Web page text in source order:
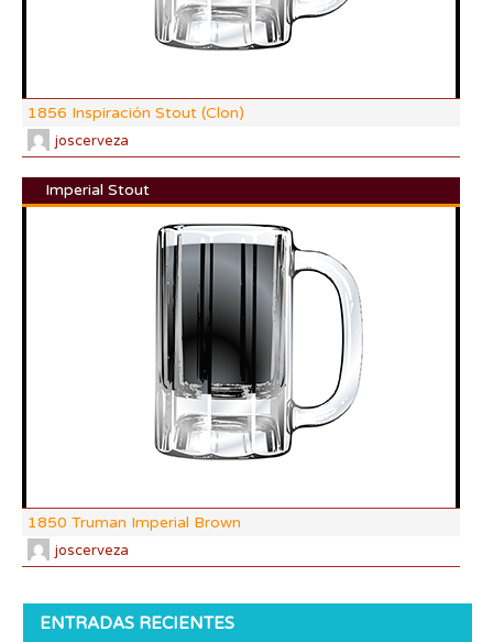
1856 Inspiración Stout (Clon)
joscerveza
Imperial Stout
1850 Truman Imperial Brown
joscerveza
ENTRADAS RECIENTES